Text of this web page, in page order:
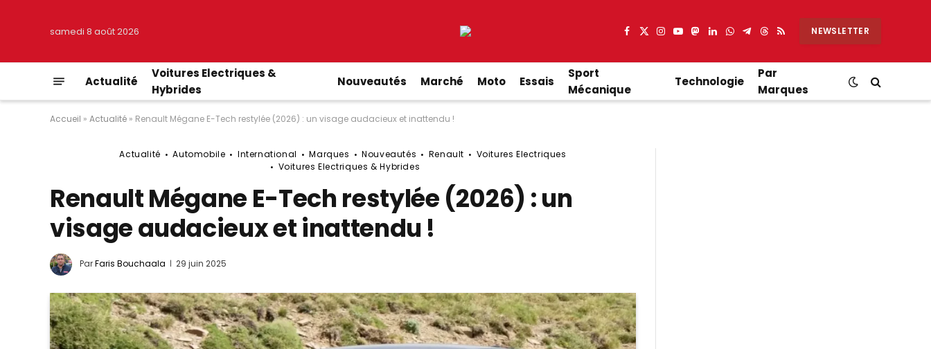
samedi 8 août 2026 Facebook
X
Instagram
YouTube
Mastodon
LinkedIn
WhatsApp
Partager
Telegram
Threads
RSS NEWSLETTER
Actualité
Voitures Electriques &
Hybrides
Nouveautés Marché Moto Essais
Sport
Mécanique
Technologie
Par
Marques
Accueil » Actualité » Renault Mégane E-Tech restylée (2026) : un visage audacieux et inattendu !
Actualité Automobile International Marques Nouveautés Renault
Voitures Electriques
Voitures Electriques & Hybrides
Renault Mégane E-Tech restylée (2026) : un
visage audacieux et inattendu !
ParFaris Bouchaala 29 juin 2025